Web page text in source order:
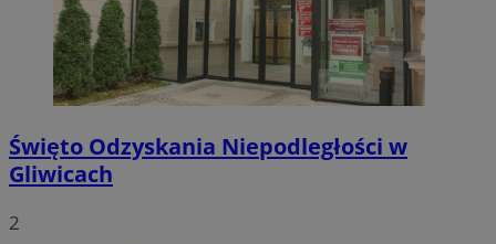
Święto Odzyskania Niepodległości w
Gliwicach
2